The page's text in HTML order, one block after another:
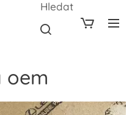
Hledat
oem